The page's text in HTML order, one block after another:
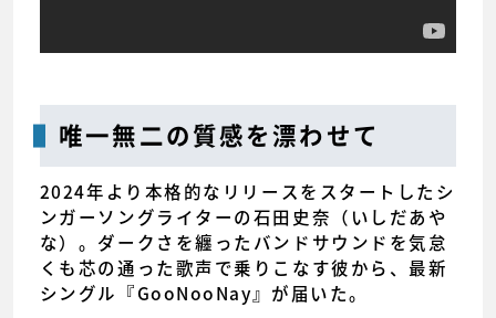
唯一無二の質感を漂わせて
2024年より本格的なリリースをスタートしたシ
ンガーソングライターの石田史奈（いしだあや
な）。ダークさを纏ったバンドサウンドを気怠
くも芯の通った歌声で乗りこなす彼から、最新
シングル『GooNooNay』が届いた。